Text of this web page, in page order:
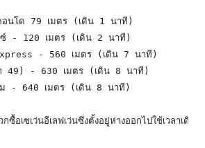
คอนโด 79 เมตร (เดิน 1 นาที)
ซ์ - 120 เมตร (เดิน 2 นาที)
- 560 เมตร (เดิน 7 นาที)
ท 49) - 630 เมตร (เดิน 8 นาที)
ยม - 640 เมตร (เดิน 8 นาที)
ซื้อเซเว่นอีเลฟเว่นซึ่งตั้งอยู่ห่างออกไปใช้เวลาเดิน